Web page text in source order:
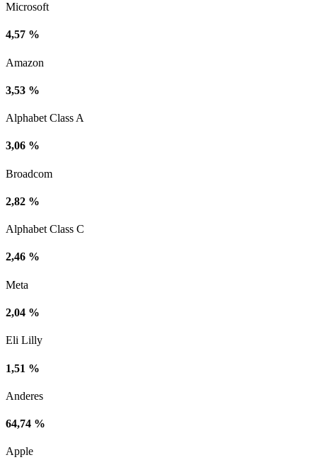
Microsoft
4,57 %
Amazon
3,53 %
Alphabet Class A
3,06 %
Broadcom
2,82 %
Alphabet Class C
2,46 %
Meta
2,04 %
Eli Lilly
1,51 %
Anderes
64,74 %
Apple